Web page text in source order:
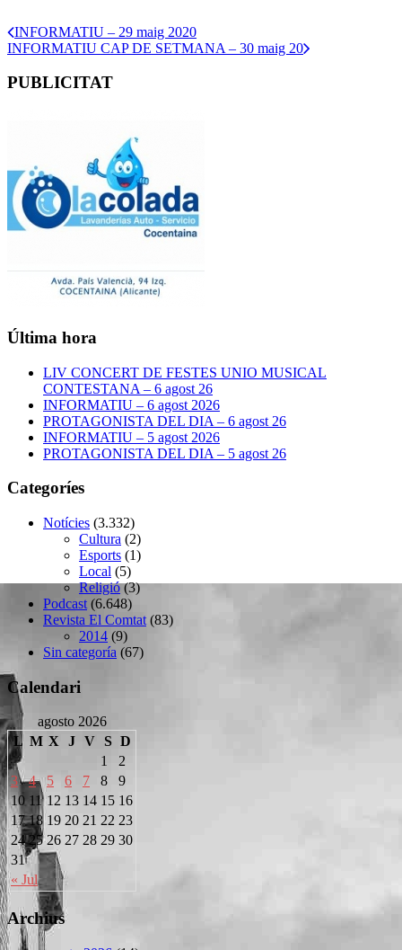
INFORMATIU – 29 maig 2020
INFORMATIU CAP DE SETMANA – 30 maig 20
PUBLICITAT
Última hora
LIV CONCERT DE FESTES UNIO MUSICAL
CONTESTANA – 6 agost 26
INFORMATIU – 6 agost 2026
PROTAGONISTA DEL DIA – 6 agost 26
INFORMATIU – 5 agost 2026
PROTAGONISTA DEL DIA – 5 agost 26
Categoríes
Notícies (3.332)
Cultura (2)
Esports (1)
Local (5)
Religió(3)
Podcast (6.648)
Revista El Comtat (83)
2014 (9)
Sin categoría (67)
Calendari
agosto 2026
L M X J V S D
« Jul
1
2
3
4 5 6 7 8
9
10 11 12 13 14 15 16
17 18 19 20 21 22 23
24 25 26 27 28 29 30
31
Archius